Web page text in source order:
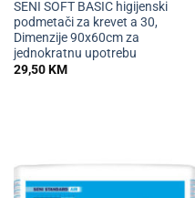
SENI SOFT BASIC higijenski
podmetači za krevet a 30,
Dimenzije 90x60cm za
jednokratnu upotrebu
29,50KM